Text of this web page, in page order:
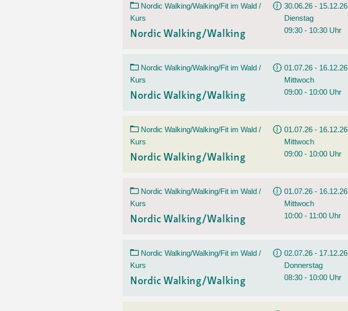
Nordic Walking/Walking/Fit im Wald /
Kurs
Nordic Walking/Walking
30.06.26 - 15.12.26
Dienstag
09:30 - 10:30 Uhr
Nordic Walking/Walking/Fit im Wald /
Kurs
Nordic Walking/Walking
01.07.26 - 16.12.26
Mittwoch
09:00 - 10:00 Uhr
Nordic Walking/Walking/Fit im Wald /
Kurs
Nordic Walking/Walking
01.07.26 - 16.12.26
Mittwoch
09:00 - 10:00 Uhr
Nordic Walking/Walking/Fit im Wald /
Kurs
Nordic Walking/Walking
01.07.26 - 16.12.26
Mittwoch
10:00 - 11:00 Uhr
Nordic Walking/Walking/Fit im Wald /
Kurs
Nordic Walking/Walking
02.07.26 - 17.12.26
Donnerstag
08:30 - 10:00 Uhr